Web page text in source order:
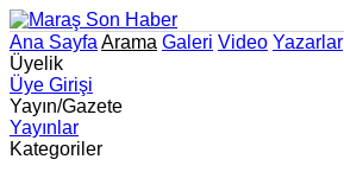
Ana Sayfa Arama Galeri Video Yazarlar
Üyelik
Üye Girişi
Yayın/Gazete
Yayınlar
Kategoriler